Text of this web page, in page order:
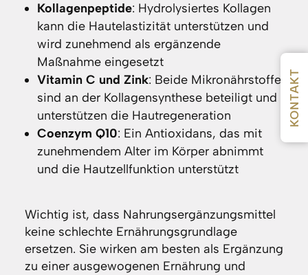
Kollagenpeptide: Hydrolysiertes Kollagen
kann die Hautelastizität unterstützen und
wird zunehmend als ergänzende
Maßnahme eingesetzt
Vitamin C und Zink: Beide Mikronährstoffe
sind an der Kollagensynthese beteiligt und
unterstützen die Hautregeneration
Coenzym Q10: Ein Antioxidans, das mit
zunehmendem Alter im Körper abnimmt
und die Hautzellfunktion unterstützt
Wichtig ist, dass Nahrungsergänzungsmittel
keine schlechte Ernährungsgrundlage
ersetzen. Sie wirken am besten als Ergänzung
zu einer ausgewogenen Ernährung und
KONTAKT